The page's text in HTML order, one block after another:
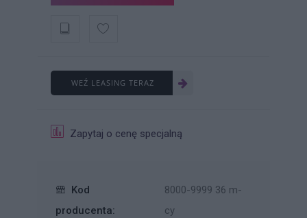
WEŹ LEASING TERAZ
Zapytaj o cenę specjalną
Kod
producenta:
8000-9999 36 m-
cy